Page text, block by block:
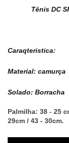
Tênis DC
Caraqteristica:
Material: camurça
Solado: Borracha
Palmilha: 38 - 25
29cm / 43 - 30cm.